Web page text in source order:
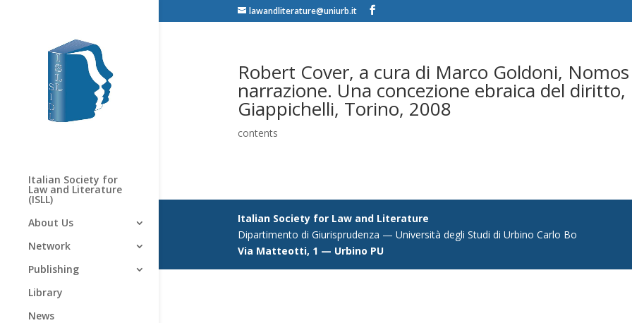
lawandliterature@uniurb.it
Italian Society for
Law and Literature
(ISLL)
About Us
Network
Publishing
Library
News
Robert Cover, a cura di Marco Goldoni,
narrazione. Una concezione ebraica del diritto,
Giappichelli, Torino, 2008
contents
Italian Society for Law and Literature
Dipartimento di Giurisprudenza — Università degli Studi di Urbino Carlo Bo
Via Matteotti, 1 — Urbino PU